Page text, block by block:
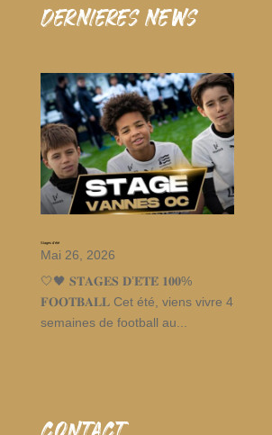
dernieres news
Stages d’été
Mai 26, 2026
🤍🖤 𝐒𝐓𝐀𝐆𝐄𝐒 𝐃’𝐄́𝐓𝐄́ 𝟏𝟎𝟎%
𝐅𝐎𝐎𝐓𝐁𝐀𝐋𝐋 Cet été, viens vivre 4
semaines de football au...